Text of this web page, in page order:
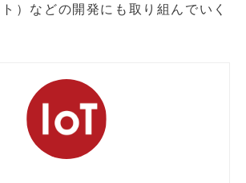
）などの開発にも取り組んでいく